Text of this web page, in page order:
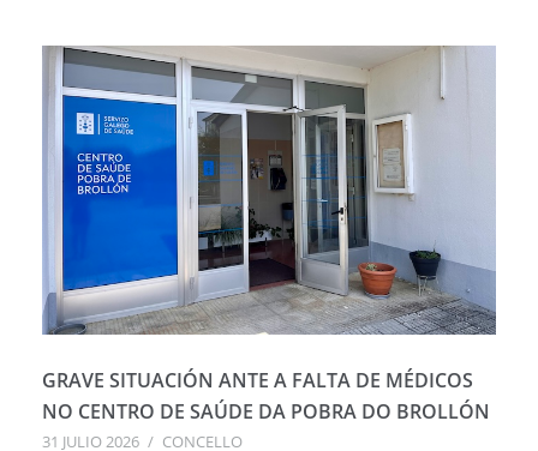
GRAVE SITUACIÓN ANTE A FALTA DE MÉDICOS
NO CENTRO DE SAÚDE DA POBRA DO BROLLÓN
31 JULIO 2026 / CONCELLO